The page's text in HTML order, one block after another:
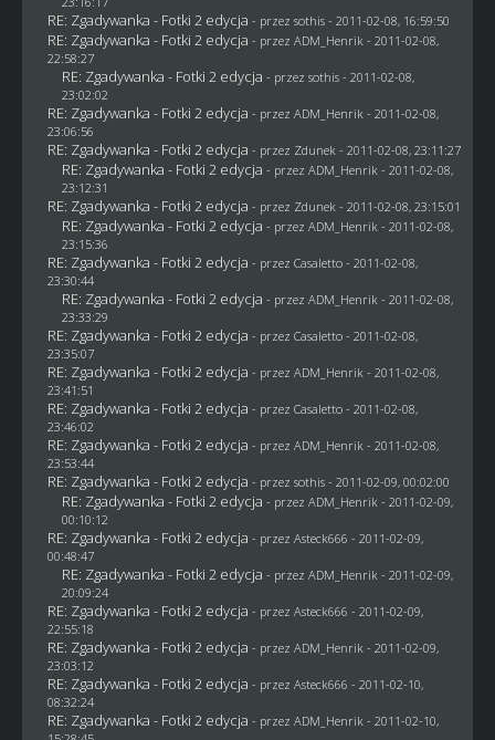
RE: Zgadywanka - Fotki 2 edycja - przez sothis- 2011-02-08, 16:59:50
RE: Zgadywanka - Fotki 2 edycja - przez ADM_Henrik - 2011-02-08,
22:58:27
RE: Zgadywanka - Fotki 2 edycja - przez sothis- 2011-02-08,
23:02:02
RE: Zgadywanka - Fotki 2 edycja - przez ADM_Henrik - 2011-02-08,
23:06:56
RE: Zgadywanka - Fotki 2 edycja - przez Zdunek - 2011-02-08, 23:11:27
RE: Zgadywanka - Fotki 2 edycja - przez ADM_Henrik - 2011-02-08,
23:12:31
RE: Zgadywanka - Fotki 2 edycja - przez Zdunek - 2011-02-08, 23:15:01
RE: Zgadywanka - Fotki 2 edycja - przez ADM_Henrik - 2011-02-08,
23:15:36
RE: Zgadywanka - Fotki 2 edycja - przez Casaletto- 2011-02-08,
23:30:44
RE: Zgadywanka - Fotki 2 edycja - przez ADM_Henrik - 2011-02-08,
23:33:29
RE: Zgadywanka - Fotki 2 edycja - przez Casaletto- 2011-02-08,
23:35:07
RE: Zgadywanka - Fotki 2 edycja - przez ADM_Henrik - 2011-02-08,
23:41:51
RE: Zgadywanka - Fotki 2 edycja - przez Casaletto- 2011-02-08,
23:46:02
RE: Zgadywanka - Fotki 2 edycja - przez ADM_Henrik - 2011-02-08,
23:53:44
RE: Zgadywanka - Fotki 2 edycja - przez sothis- 2011-02-09, 00:02:00
RE: Zgadywanka - Fotki 2 edycja - przez ADM_Henrik - 2011-02-09,
00:10:12
RE: Zgadywanka - Fotki 2 edycja - przez Asteck666 - 2011-02-09,
00:48:47
RE: Zgadywanka - Fotki 2 edycja - przez ADM_Henrik - 2011-02-09,
20:09:24
RE: Zgadywanka - Fotki 2 edycja - przez Asteck666 - 2011-02-09,
22:55:18
RE: Zgadywanka - Fotki 2 edycja - przez ADM_Henrik - 2011-02-09,
23:03:12
RE: Zgadywanka - Fotki 2 edycja - przez Asteck666 - 2011-02-10,
08:32:24
RE: Zgadywanka - Fotki 2 edycja - przez ADM_Henrik - 2011-02-10,